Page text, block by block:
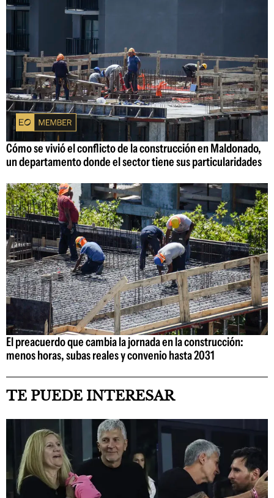
Cómo se vivió el conflicto de la construcción en Maldonado,
un departamento donde el sector tiene sus particularidades
El preacuerdo que cambia la jornada en la construcción:
menos horas, subas reales y convenio hasta 2031
TE PUEDE INTERESAR